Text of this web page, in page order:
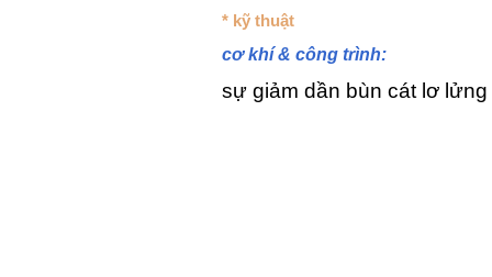
* kỹ thuật
cơ khí & công trình:
sự giảm dần bùn cát lơ lửng